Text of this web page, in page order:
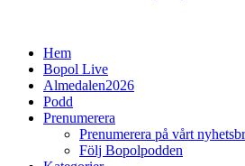
Hem
Bopol Live
Almedalen2026
Podd
Prenumerera
Prenumerera på vårt
Följ Bopolpodden